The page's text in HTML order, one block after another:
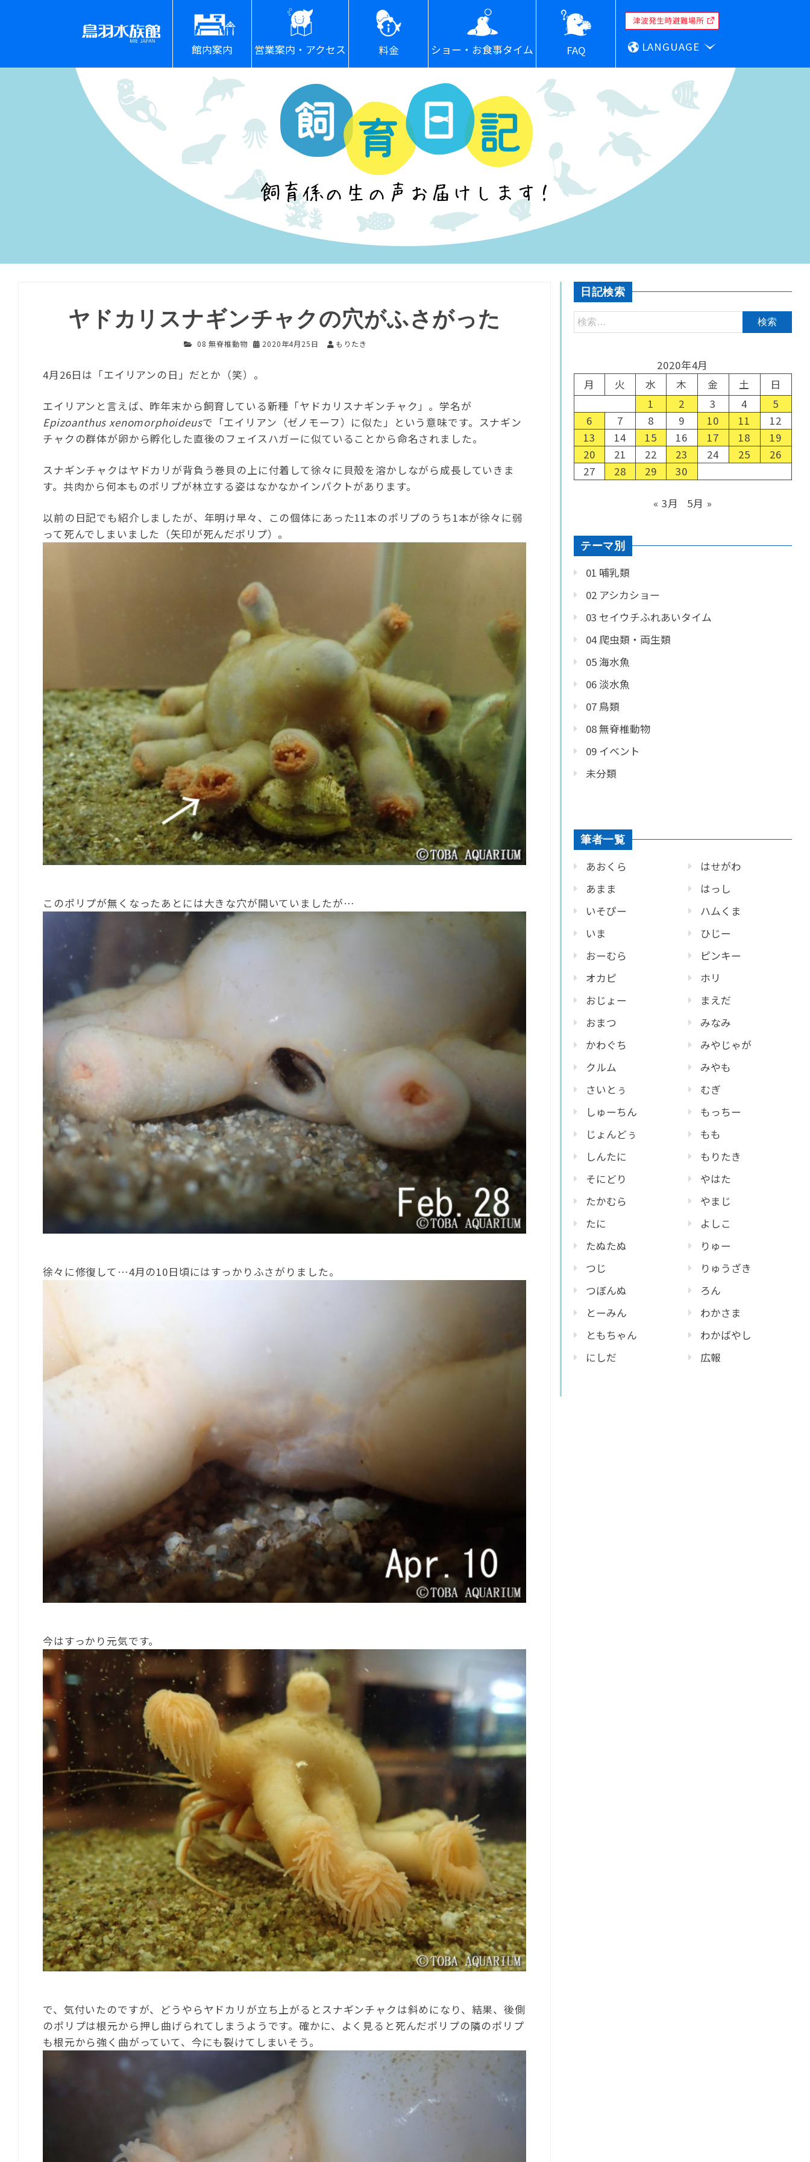
館内案内 営業案内・アクセス 料金 ショー・お食事タイム FAQ LANGUAGE
ヤドカリスナギンチャクの穴がふさがった
08 無脊椎動物 2020年4月25日 もりたき
4月26日は「エイリアンの日」だとか（笑）。
エイリアンと言えば、昨年末から飼育している新種「ヤドカリスナギンチャク」。学名が
Epizoanthus xenomorphoideusで「エイリアン（ゼノモーフ）に似た」という意味です。スナギン
チャクの群体が卵から孵化した直後のフェイスハガーに似ていることから命名されました。
スナギンチャクはヤドカリが背負う巻貝の上に付着して徐々に貝殻を溶かしながら成長していきま
す。共肉から何本ものポリプが林立する姿はなかなかインパクトがあります。
以前の日記でも紹介しましたが、年明け早々、この個体にあった11本のポリプのうち1本が徐々に弱
って死んでしまいました（矢印が死んだポリプ）。
このポリプが無くなったあとには大きな穴が開いていましたが…
徐々に修復して…4月の10日頃にはすっかりふさがりました。
今はすっかり元気です。
で、気付いたのですが、どうやらヤドカリが立ち上がるとスナギンチャクは斜めになり、結果、後側
のポリプは根元から押し曲げられてしまうようです。確かに、よく見ると死んだポリプの隣のポリプ
も根元から強く曲がっていて、今にも裂けてしまいそう。
日記検索
2020年4月
月
火 水 木 金 土
日
1
2 3 4
5
6
7 8 9 10 11
12
13
14 15 16 17 18
19
20
21 22 23 24 25
26
27
28 29 30
« 3月 5月 »
テーマ別
01 哺乳類
02 アシカショー
03 セイウチふれあいタイム
04 爬虫類・両生類
05 海水魚
06 淡水魚
07 鳥類
08 無脊椎動物
09 イベント
未分類
筆者一覧
あおくら
あまま
いそぴー
いま
おーむら
オカピ
おじょー
おまつ
かわぐち
クルム
さいとぅ
しゅーちん
じょんどぅ
しんたに
そにどり
たかむら
たに
たぬたぬ
つじ
つぼんぬ
とーみん
ともちゃん
にしだ
はせがわ
はっし
ハムくま
ひじー
ピンキー
ホリ
まえだ
みなみ
みやじゃが
みやも
むぎ
もっちー
もも
もりたき
やはた
やまじ
よしこ
りゅー
りゅうざき
ろん
わかさま
わかばやし
広報